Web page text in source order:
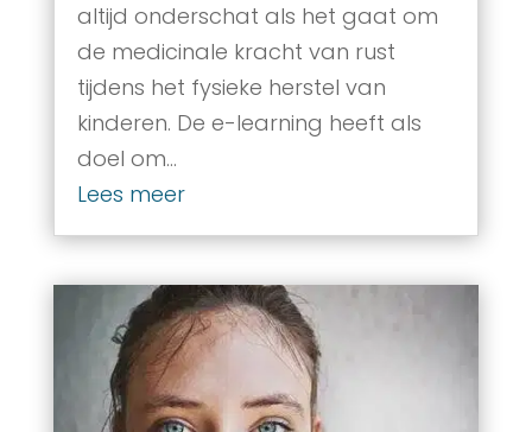
altijd onderschat als het gaat om
de medicinale kracht van rust
tijdens het fysieke herstel van
kinderen. De e-learning heeft als
doel om...
Lees meer